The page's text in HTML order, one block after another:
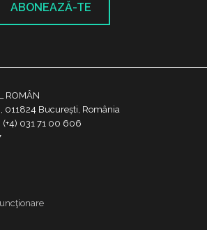
ABONEAZĂ-TE
ROMÂN
011824 București, România
(+4) 031 71 00 606